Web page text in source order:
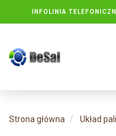
INFOLINIA
PONIEDZIAŁKU DO
Strona główna Układ